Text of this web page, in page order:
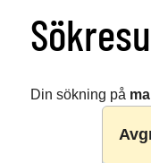
Din sökning på